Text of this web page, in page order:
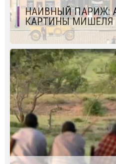
НАИВНЫЙ ПАРИЖ:
КАРТИНЫ МИШЕЛЯ